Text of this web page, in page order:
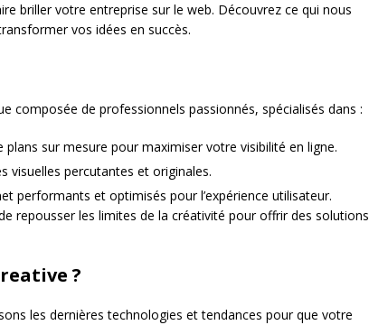
briller votre entreprise sur le web. Découvrez ce qui nous
vos idées en succès.
composée de professionnels passionnés, spécialisés dans :
plans sur mesure pour maximiser votre visibilité en ligne.
visuelles percutantes et originales.
performants et optimisés pour l’expérience utilisateur.
repousser les limites de la créativité pour offrir des solutions
?
les dernières technologies et tendances pour que votre